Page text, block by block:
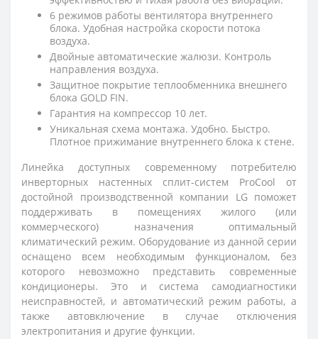
6 режимов работы вентилятора внутреннего
блока. Удобная настройка скорости потока
воздуха.
Двойные автоматические жалюзи. Контроль
направления воздуха.
Защитное покрытие теплообменника внешнего
блока GOLD FIN.
Гарантия на компрессор 10 лет.
Уникальная схема монтажа. Удобно. Быстро.
Плотное прижимание внутреннего блока к стене.
Линейка доступных современному потребителю
инверторных настенных сплит-систем ProCool от
достойной производственной компании LG поможет
поддерживать в помещениях жилого (или
коммерческого) назначения оптимальный
климатический режим. Оборудование из данной серии
оснащено всем необходимым функционалом, без
которого невозможно представить современные
кондиционеры. Это и система самодиагностики
неисправностей, и автоматический режим работы, а
также автовключение в случае отключения
электропитания и другие функции.